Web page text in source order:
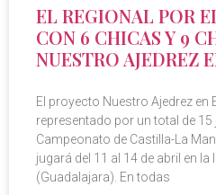
EL REGIONAL POR
CON 6 CHICAS Y 9
NUESTRO AJEDREZ
El proyecto Nuestro Ajedrez en
representado por un total de
Campeonato de Castilla-La
jugará del 11 al 14 de abril en
(Guadalajara). En todas